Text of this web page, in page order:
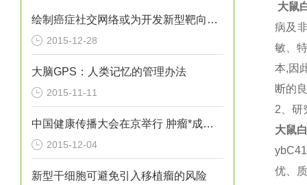
绘制癌症社交网络或为开发新型靶向疗法提供思路
2015-12-28
大脑GPS：人类记忆的管理办法
2015-11-11
中国健康传播大会在京举行 肿瘤*成为热议焦点
2015-12-04
新型干细胞可避免引入移植瘤的风险
大鼠
病及
敏、
本,因
断的
2、研
大鼠
优、